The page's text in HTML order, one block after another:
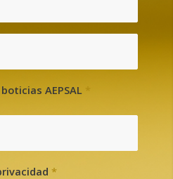
AEPSAL *
*